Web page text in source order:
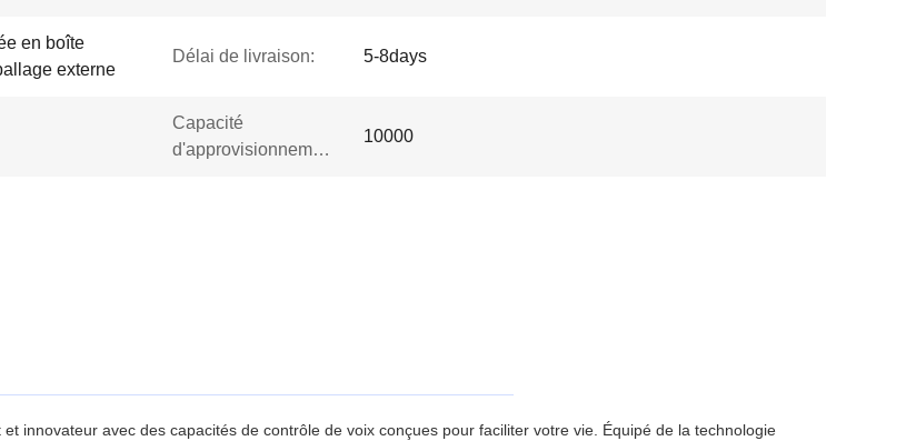
en boîte
externe
Délai de livraison: 5-8days
Capacité
d'approvisionnement:
10000
innovateur avec des capacités de contrôle de voix conçues pour faciliter votre vie. Équipé de la technologie